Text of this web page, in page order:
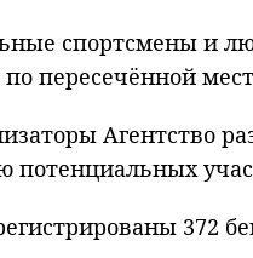
спортсмены и
по пересечённой
Агентство
потенциальных
372